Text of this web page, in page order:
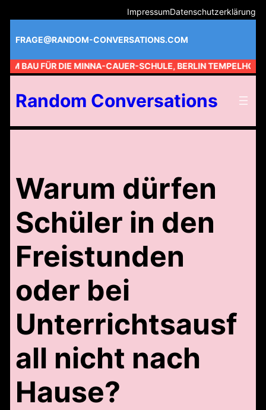
Inhalt
springen
ImpressumDatenschutzerklärung
FRAGE@RANDOM-CONVERSATIONS.COM
AM BAU FÜR DIE MINNA-CAUER-SCHULE, BERLIN TEMPELHOF //
Random Conversations
Warum dürfen
Schüler in den
Freistunden
oder bei
Unterrichtsausf
all nicht nach
Hause?